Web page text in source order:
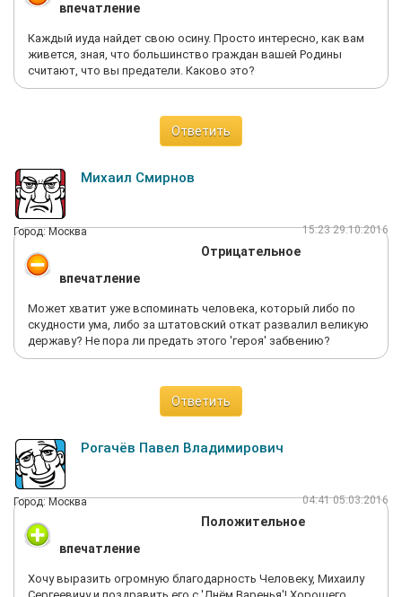
впечатление
Каждый иуда найдет свою осину. Просто интересно, как вам
живется, зная, что большинство граждан вашей Родины
считают, что вы предатели. Каково это?
Ответить
Михаил Смирнов
Город: Москва 15:23 29.10.2016
Отрицательное
впечатление
Может хватит уже вспоминать человека, который либо по
скудности ума, либо за штатовский откат развалил великую
державу? Не пора ли предать этого 'героя' забвению?
Ответить
Рогачёв Павел Владимирович
Город: Москва 04:41 05.03.2016
Положительное
впечатление
Хочу выразить огромную благодарность Человеку, Михаилу